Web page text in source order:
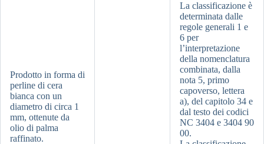
Prodotto in forma di
perline di cera
bianca con un
diametro di circa 1
mm, ottenute da
olio di palma
raffinato.
La classificazione è
determinata dalle
regole generali 1 e
6 per
l’interpretazione
della nomenclatura
combinata, dalla
nota 5, primo
capoverso, lettera
a), del capitolo 34 e
dal testo dei codici
NC 3404 e 3404 90
00.